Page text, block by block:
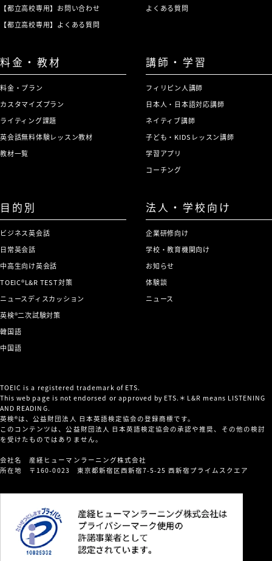
【都立高校専用】お問い合わせ
【都立高校専用】よくある質問
よくある質問
料金・教材
料金・プラン
カスタマイズプラン
ライティング課題
英会話無料体験レッスン教材
教材一覧
講師・学習
フィリピン人講師
日本人・日本語対応講師
ネイティブ講師
子ども・KIDSレッスン講師
学習アプリ
コーチング
目的別
ビジネス英会話
日常英会話
中高生向け英会話
TOEIC®L&R TEST対策
ニュースディスカッション
英検®二次試験対策
韓国語
中国語
法人・学校向け
企業研修向け
学校・教育機関向け
お知らせ
体験談
ニュース
TOEIC is a registered trademark of ETS.
This web page is not endorsed or approved by ETS.＊L&R means LISTENING
AND READING.
英検®は、公益財団法人 日本英語検定協会の登録商標です。
このコンテンツは、公益財団法人 日本英語検定協会の承認や推奨、その他の検討
を受けたものではありません。
会社名 産経ヒューマンラーニング株式会社
所在地 〒160-0023 東京都新宿区西新宿7-5-25 西新宿プライムスクエア